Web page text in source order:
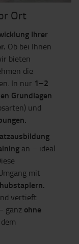
Ort
Ihrer
Ob bei Ihnen
bieten
die
In nur 1–2
Grundlagen
und
an – ideal
mit
vertieft
ganz ohne